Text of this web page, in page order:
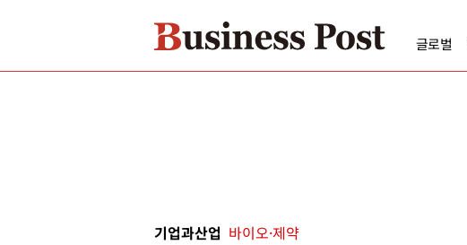
글로벌
기업과산업 바이오·제약